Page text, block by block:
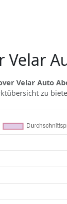
Velar
Velar Auto
zu